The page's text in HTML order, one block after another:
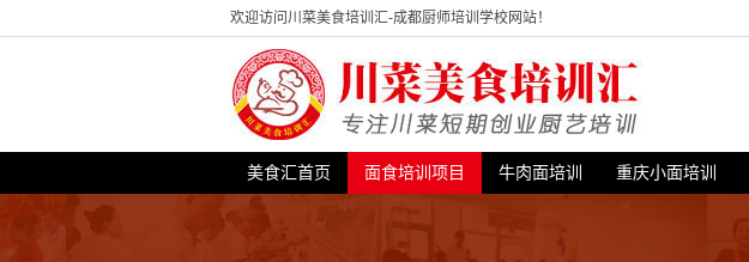
欢迎访问川菜美食培训汇-成都厨师培训学校网站！
美食汇首页 面食培训项目 牛肉面培训 重庆小面培训